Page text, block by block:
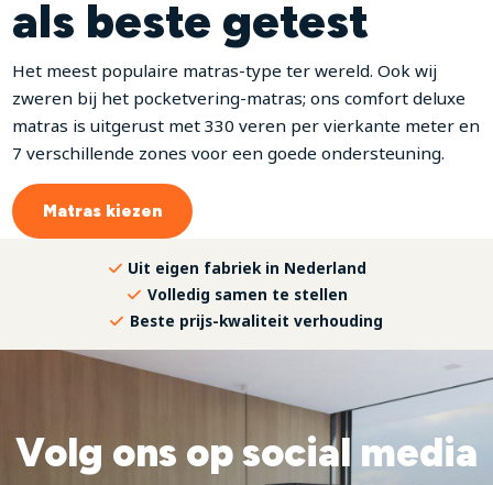
als beste getest
Het meest populaire matras-type ter wereld. Ook wij
zweren bij het pocketvering-matras; ons comfort deluxe
matras is uitgerust met 330 veren per vierkante meter en
7 verschillende zones voor een goede ondersteuning.
Matras kiezen
Uit eigen fabriek in Nederland
Volledig samen te stellen
Beste prijs-kwaliteit verhouding
Volg ons op social media